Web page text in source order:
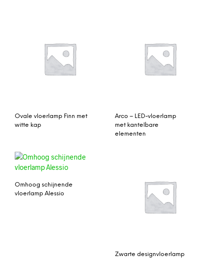
Ovale vloerlamp Finn met
witte kap
Arco – LED-vloerlamp
met kantelbare
elementen
Omhoog schijnende
vloerlamp Alessio
Zwarte designvloerlamp